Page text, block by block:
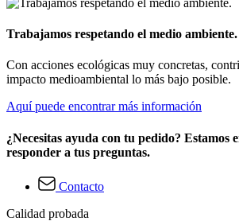
Trabajamos respetando el medio ambiente.
Con acciones ecológicas muy concretas,
impacto medioambiental lo más bajo posible.
Aquí puede encontrar más información
¿Necesitas ayuda con tu pedido? Estamos
responder a tus preguntas.
Contacto
Calidad probada